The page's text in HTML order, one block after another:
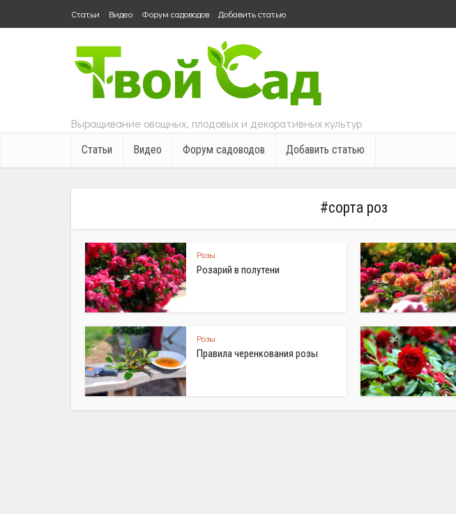
Статьи Видео Форум садоводов Добавить статью
Выращивание овощных, плодовых и декоративных культур
Статьи Видео Форум садоводов Добавить статью
#сорта роз
Розы
Розарий в полутени
Розы
Правила черенкования розы